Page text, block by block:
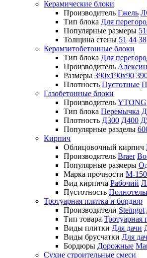
Керамические блоки
Производитель Гжель
Тип блока Для
Популярные размеры
Толщина стены 51 44 38
Керамзитобетонные блоки
Тип блока Для
Производитель Алексин
Размеры 390х190х90
Плотность Пустотные
Газобетонные блоки
Производитель YTONG
Тип блока Перемычка
Плотность Д300 Д400
Популярные разделы
Кирпич
Облицовочный кирпич
Производитель Braer
Популярные размеры
Марка прочности М-150
Вид кирпича Рабочий
Пустотность
Тротуарная плитка и бордюр
Производители Steingot
Тип товара Тротуарная
Виды плитки Для дачи
Виды брусчатки Для
Бордюры Дорожные
Сухие строительные смеси